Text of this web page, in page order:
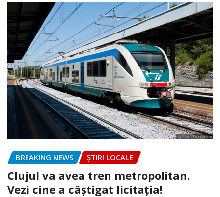
BREAKING NEWS ȘTIRI LOCALE
Clujul va avea tren metropolitan.
Vezi cine a câștigat licitația!